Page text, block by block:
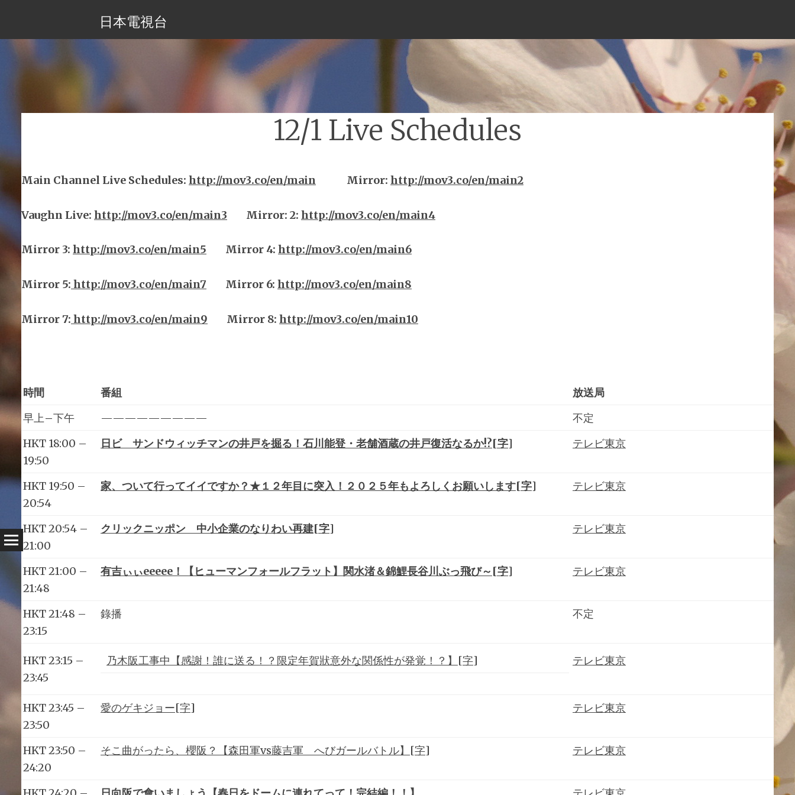
日本電視台
Menu
12/1 Live Schedules
Main Channel Live Schedules: http://mov3.co/en/main Mirror: http://mov3.co/en/main2
Vaughn Live: http://mov3.co/en/main3 Mirror: 2: http://mov3.co/en/main4
Mirror 3: http://mov3.co/en/main5 Mirror 4: http://mov3.co/en/main6
Mirror 5: http://mov3.co/en/main7 Mirror 6: http://mov3.co/en/main8
Mirror 7: http://mov3.co/en/main9 Mirror 8: http://mov3.co/en/main10
時間 番組
放送局
早上–下午 —————————
不定
HKT 18:00 –
19:50
日ビ サンドウィッチマンの井戸を掘る！石川能登・老舗酒蔵の井戸復活なるか!?[字] テレビ東京
HKT 19:50 –
20:54
家、ついて行ってイイですか？★１２年目に突入！２０２５年もよろしくお願いします[字] テレビ東京
HKT 20:54 –
21:00
クリックニッポン 中小企業のなりわい再建[字] テレビ東京
HKT 21:00 –
21:48
有吉ぃぃeeeee！【ヒューマンフォールフラット】関水渚＆錦鯉長谷川ぶっ飛び～[字] テレビ東京
HKT 21:48 –
23:15
錄播 不定
HKT 23:15 –
23:45
乃木阪工事中【感謝！誰に送る！？限定年賀狀意外な関係性が発覚！？】[字] テレビ東京
HKT 23:45 –
23:50
愛のゲキジョー[字] テレビ東京
HKT 23:50 –
24:20
そこ曲がったら、櫻阪？【森田軍vs藤吉軍 へびガールバトル】[字] テレビ東京